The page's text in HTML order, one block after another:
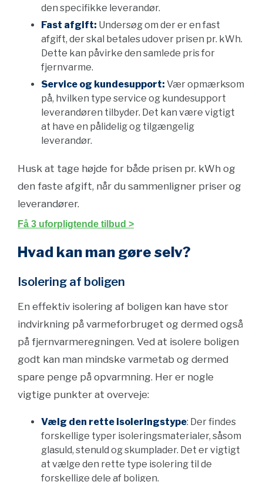
den specifikke leverandør.
Fast afgift: Undersøg om der er en fast
afgift, der skal betales udover prisen pr. kWh.
Dette kan påvirke den samlede pris for
fjernvarme.
Service og kundesupport: Vær opmærksom
på, hvilken type service og kundesupport
leverandøren tilbyder. Det kan være vigtigt
at have en pålidelig og tilgængelig
leverandør.
Husk at tage højde for både prisen pr. kWh og
den faste afgift, når du sammenligner priser og
leverandører.
Få 3 uforpligtende tilbud >
Hvad kan man gøre selv?
Isolering af boligen
En effektiv isolering af boligen kan have stor
indvirkning på varmeforbruget og dermed også
på fjernvarmeregningen. Ved at isolere boligen
godt kan man mindske varmetab og dermed
spare penge på opvarmning. Her er nogle
vigtige punkter at overveje:
Vælg den rette isoleringstype: Der findes
forskellige typer isoleringsmaterialer, såsom
glasuld, stenuld og skumplader. Det er vigtigt
at vælge den rette type isolering til de
forskellige dele af boligen.